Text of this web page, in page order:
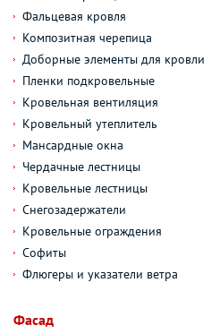
Фальцевая кровля
Композитная черепица
Доборные элементы для кровли
Пленки подкровельные
Кровельная вентиляция
Кровельный утеплитель
Мансардные окна
Чердачные лестницы
Кровельные лестницы
Снегозадержатели
Кровельные ограждения
Софиты
Флюгеры и указатели ветра
Фасад